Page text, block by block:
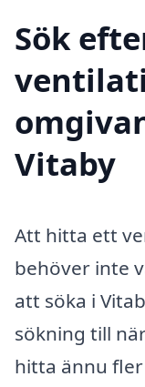
Sök
Vitaby
Att hitta ett
behöver inte
att söka i
sökning till
hitta ännu